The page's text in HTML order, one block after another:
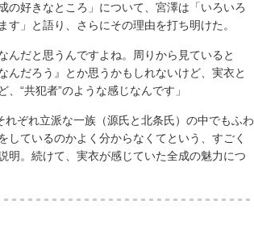
好きなところ」について、宮澤は「いろいろ
」と語り、さらにその理由を打ち明けた。
だと思うんですよね。周りから見ていると
んだろう』とか思うかもしれないけど、実衣と
“共犯者”のような感じなんです」
ぞれ立派な一族（源氏と北条氏）の中でもふわ
ているのかよく分からなくてという、すごく
明。続けて、実衣が感じていた全成の魅力につ